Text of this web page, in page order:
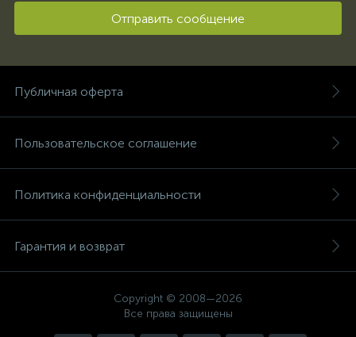
Отправить сообщение
Публичная оферта
Пользовательское соглашение
Политика конфиденциальности
Гарантия и возврат
Copyright © 2008—2026
Все права защищены